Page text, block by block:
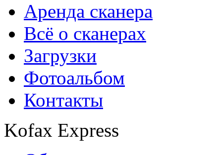
Аренда сканера
Всё о сканерах
Загрузки
Фотоальбом
Контакты
Kofax Express